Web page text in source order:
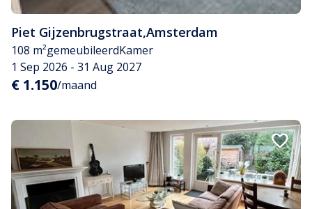
Piet Gijzenbrugstraat,Amsterdam
108 m²gemeubileerdKamer
1 Sep 2026 - 31 Aug 2027
€ 1.150/maand